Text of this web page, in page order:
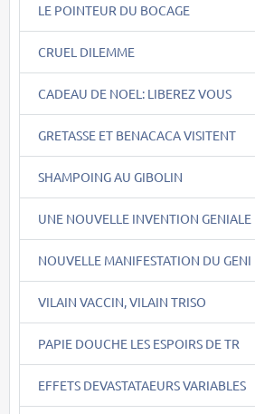
LE POINTEUR DU BOCAGE
CRUEL DILEMME
CADEAU DE NOEL: LIBEREZ VOUS
GRETASSE ET BENACACA VISITENT
SHAMPOING AU GIBOLIN
UNE NOUVELLE INVENTION GENIALE
NOUVELLE MANIFESTATION DU GENI
VILAIN VACCIN, VILAIN TRISO
PAPIE DOUCHE LES ESPOIRS DE TR
EFFETS DEVASTATAEURS VARIABLES